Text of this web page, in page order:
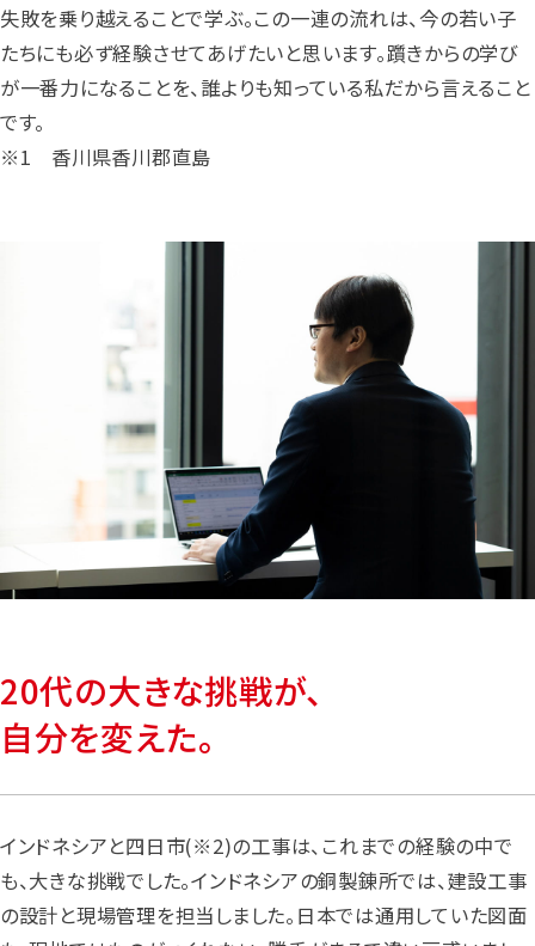
失敗を乗り越えることで学ぶ。この一連の流れは、今の若い子
たちにも必ず経験させてあげたいと思います。躓きからの学び
が一番力になることを、誰よりも知っている私だから言えること
です。
※1 香川県香川郡直島
20代の大きな挑戦が、
自分を変えた。
インドネシアと四日市(※2)の工事は、これまでの経験の中で
も、大きな挑戦でした。インドネシアの銅製錬所では、建設工事
の設計と現場管理を担当しました。日本では通用していた図面